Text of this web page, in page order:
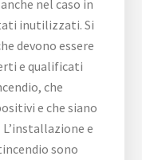
nel caso in
inutilizzati. Si
devono essere
e qualificati
che
e che siano
e
sono